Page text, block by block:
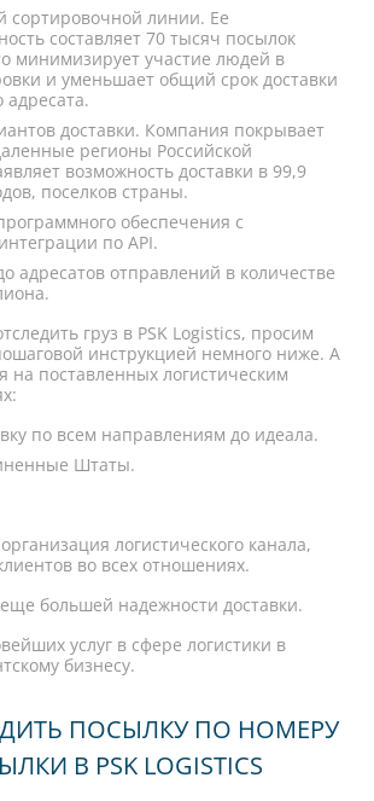
сортировочной линии. Ее
составляет 70 тысяч посылок
минимизирует участие людей в
и уменьшает общий срок доставки
адресата.
доставки. Компания покрывает
регионы Российской
возможность доставки в 99,9
поселков страны.
обеспечения с
по API.
адресатов отправлений в количестве
груз в PSK Logistics, просим
инструкцией немного ниже. А
на поставленных логистическим
по всем направлениям до идеала.
Штаты.
логистического канала,
во всех отношениях.
большей надежности доставки.
услуг в сфере логистики в
бизнесу.
ПОСЫЛКУ ПО НОМЕРУ
В PSK LOGISTICS